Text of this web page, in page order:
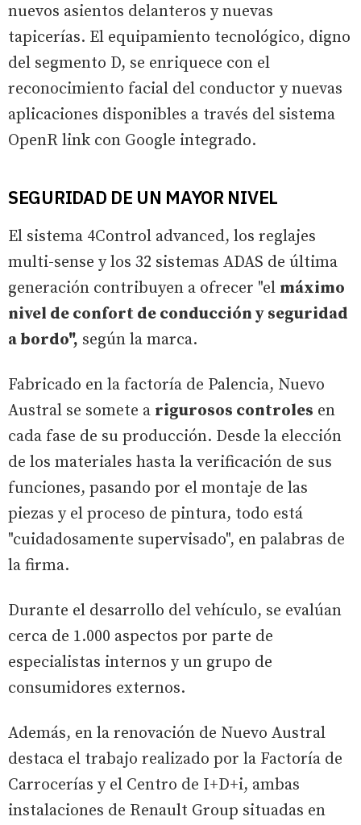
nuevos asientos delanteros y nuevas
tapicerías. El equipamiento tecnológico, digno
del segmento D, se enriquece con el
reconocimiento facial del conductor y nuevas
aplicaciones disponibles a través del sistema
OpenR link con Google integrado.
SEGURIDAD DE UN MAYOR NIVEL
El sistema 4Control advanced, los reglajes
multi-sense y los 32 sistemas ADAS de última
generación contribuyen a ofrecer "el máximo
nivel de confort de conducción y seguridad
a bordo", según la marca.
Fabricado en la factoría de Palencia, Nuevo
Austral se somete a rigurosos controles en
cada fase de su producción. Desde la elección
de los materiales hasta la verificación de sus
funciones, pasando por el montaje de las
piezas y el proceso de pintura, todo está
"cuidadosamente supervisado", en palabras de
la firma.
Durante el desarrollo del vehículo, se evalúan
cerca de 1.000 aspectos por parte de
especialistas internos y un grupo de
consumidores externos.
Además, en la renovación de Nuevo Austral
destaca el trabajo realizado por la Factoría de
Carrocerías y el Centro de I+D+i, ambas
instalaciones de Renault Group situadas en